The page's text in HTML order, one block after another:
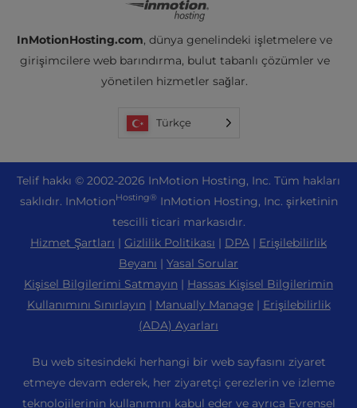
InMotionHosting.com, dünya genelindeki işletmelere ve
girişimcilere web barındırma, bulut tabanlı çözümler ve
yönetilen hizmetler sağlar.
Türkçe
Telif hakkı © 2002-2026 InMotion Hosting, Inc. Tüm hakları
saklıdır. InMotionHosting®InMotion Hosting, Inc. şirketinin
tescilli ticari markasıdır.
Hizmet Şartları | Gizlilik Politikası | DPA | Erişilebilirlik
Beyanı | Yasal Sorular
Kişisel Bilgilerimi Satmayın | Hassas Kişisel Bilgilerimin
Kullanımını Sınırlayın | Manually Manage| Erişilebilirlik
(ADA) Ayarları
Bu web sitesindeki herhangi bir web sayfasını ziyaret
etmeye devam ederek, her ziyaretçi çerezlerin ve izleme
teknolojilerinin kullanımını kabul eder ve ayrıca Evrensel